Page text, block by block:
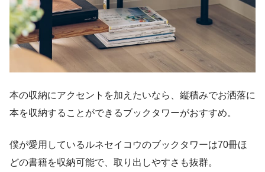
本の収納にアクセントを加えたいなら、縦積みでお洒落に
本を収納することができるブックタワーがおすすめ。
僕が愛用しているルネセイコウのブックタワーは70冊ほ
どの書籍を収納可能で、取り出しやすさも抜群。